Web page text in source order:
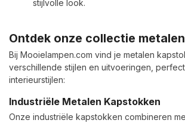
stijlvolle look.
Ontdek onze collectie
Bij Mooielampen.com vind je metalen
verschillende stijlen en uitvoeringen,
interieurstijlen:
Industriële Metalen Kapstokken
Onze industriële kapstokken combineren